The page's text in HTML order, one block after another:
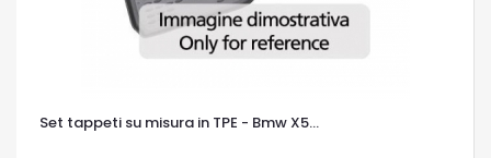
Set tappeti su misura in TPE - Bmw X5...